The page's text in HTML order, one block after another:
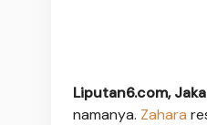
Liputan6.com,
namanya. Zahara